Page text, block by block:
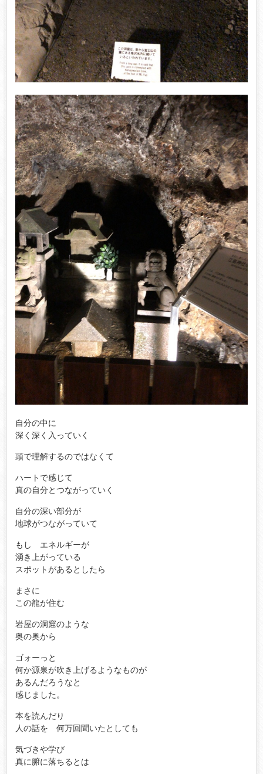
自分の中に
深く深く入っていく
頭で理解するのではなくて
ハートで感じて
真の自分とつながっていく
自分の深い部分が
地球がつながっていて
もし エネルギーが
湧き上がっている
スポットがあるとしたら
まさに
この龍が住む
岩屋の洞窟のような
奥の奥から
ゴォーっと
何か源泉が吹き上げるようなものが
あるんだろうなと
感じました。
本を読んだり
人の話を 何万回聞いたとしても
気づきや学び
真に腑に落ちるとは